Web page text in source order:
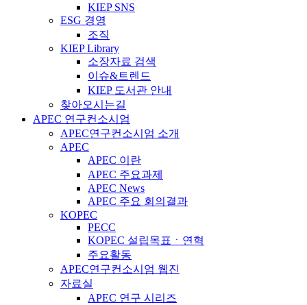
KIEP SNS
ESG 경영
조직
KIEP Library
소장자료 검색
이슈&트렌드
KIEP 도서관 안내
찾아오시는길
APEC 연구컨소시엄
APEC연구컨소시엄 소개
APEC
APEC 이란
APEC 주요과제
APEC News
APEC 주요 회의결과
KOPEC
PECC
KOPEC 설립목표ㆍ연혁
주요활동
APEC연구컨소시엄 웹진
자료실
APEC 연구 시리즈